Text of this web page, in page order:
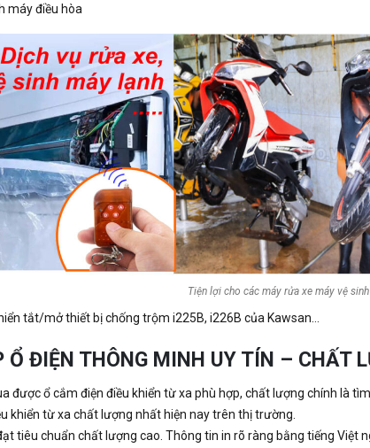
máy điều hòa
Tiện lợi cho các máy rửa xe máy vệ
tắt/mở thiết bị chống trộm i225B, i226B của Kawsan…​
Ổ ĐIỆN THÔNG MINH UY TÍN – CHẤT
được ổ cắm điện điều khiển từ xa phù hợp, chất lượng chính là
khiển từ xa chất lượng nhất hiện nay trên thị trường.
tiêu chuẩn chất lượng cao. Thông tin in rõ ràng bằng tiếng Việt